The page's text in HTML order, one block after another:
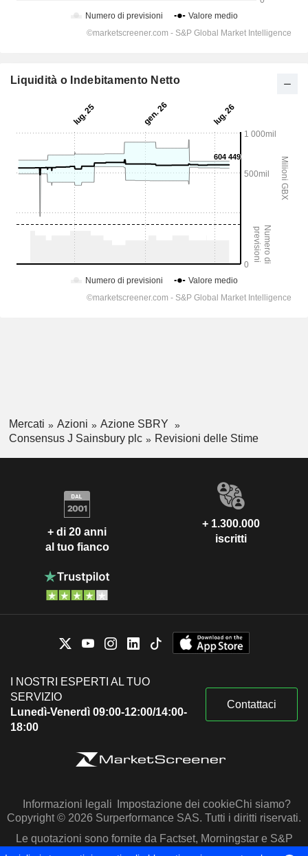
Liquidità o Indebitamento Netto
Mercati Azioni
Azione SBRY
Consensus J Sainsbury plc
Revisioni delle Stime
+ di 20 anni
al tuo fianco
+ 1.300.000
iscritti
I NOSTRI ESPERTI AL TUO
SERVIZIO
Lunedì-Venerdì 09:00-12:00/14:00-
18:00
Contattaci
Informazioni legali Impostazione dei cookieChi siamo?
Copyright © 2026 Surperformance SAS. Tutti i diritti riservati.
Le quotazioni sono fornite da Factset, Morningstar e S&P
Capital IQ